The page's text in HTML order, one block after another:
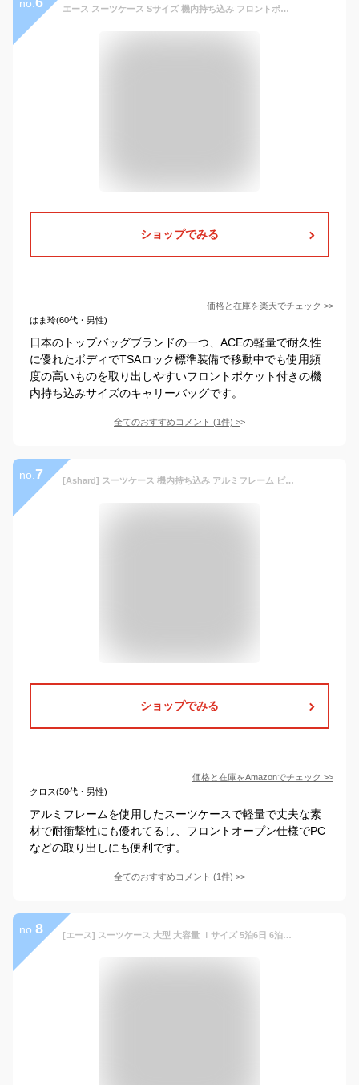
no. エース スーツケース Sサイズ 機内持ち込み フロントポケット ストッパー付き エーストーキョー 軽量 パリセイド3-Z ハード PCポケット 前開き ace.TOKYO ACE 06912 キャリーケース ファスナー 37L 2泊 3泊 TSAロック 静音 双輪キャスター 国内旅行 海外旅行 出張
ショップでみる
価格と在庫を楽天でチェック >>
はま玲(60代・男性)
日本のトップバッグブランドの一つ、ACEの軽量で耐久性
に優れたボディでTSAロック標準装備で移動中でも使用頻
度の高いものを取り出しやすいフロントポケット付きの機
内持ち込みサイズのキャリーバッグです。
全てのおすすめコメント (1件) >
no. 7 [Ashard] スーツケース 機内持ち込み アルミフレーム ピュアPC材質 大容量 キャリーバッグ 超軽量 耐衝撃 静音 360度回転 多機能フロントオープンパソコンケース TSAロック搭載 旅行 ビジネス 出張 (Lサイズ/7汨以上/97L/託送必要, ブラック)
ショップでみる
価格と在庫をAmazonでチェック >>
クロス(50代・男性)
アルミフレームを使用したスーツケースで軽量で丈夫な素
材で耐衝撃性にも優れてるし、フロントオープン仕様でPC
などの取り出しにも便利です。
全てのおすすめコメント (1件) >
no. 8 [エース] スーツケース 大型 大容量 ｌサイズ 5泊6日 6泊7日 78L/91L(拡張時) フロントポケット 15.6inch PC収納 キャスターストッパー 容量拡張機能 双輪キャスター 5.2kg フォールズ No.06907 キャリーケース キャリーバッグ ブラック